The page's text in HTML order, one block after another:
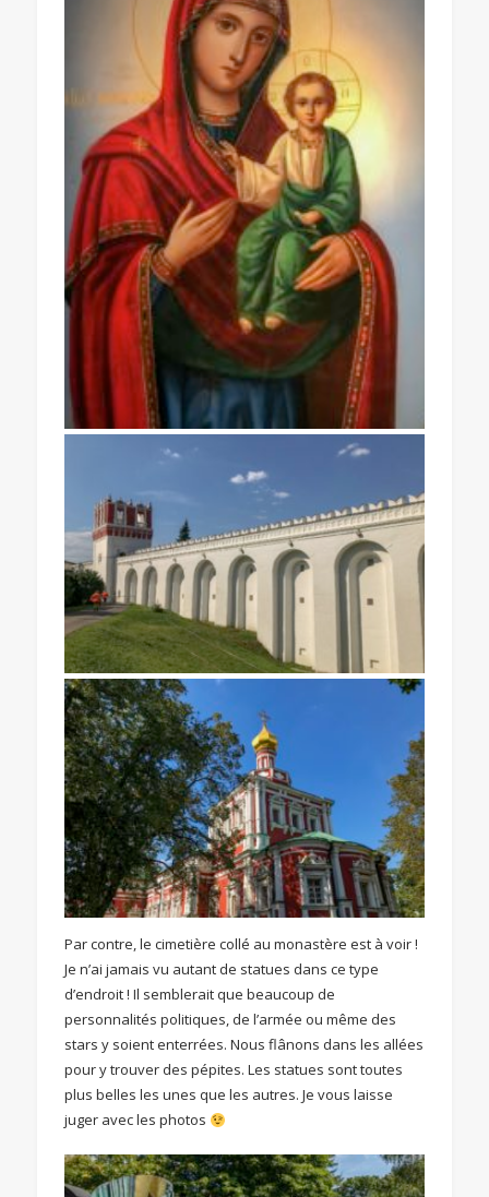
Par contre, le cimetière collé au monastère est à voir !
Je n’ai jamais vu autant de statues dans ce type
d’endroit ! Il semblerait que beaucoup de
personnalités politiques, de l’armée ou même des
stars y soient enterrées. Nous flânons dans les allées
pour y trouver des pépites. Les statues sont toutes
plus belles les unes que les autres. Je vous laisse
juger avec les photos